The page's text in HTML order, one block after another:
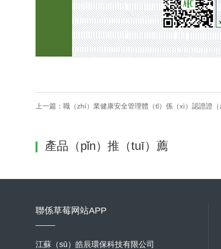
上一篇： 職（zhí）業健康安全管理體（tǐ）係（xì）認證證
產品（pǐn）推（tuī）薦
聯係草莓网站APP
江蘇（sū）皓辰環保科技有限公司